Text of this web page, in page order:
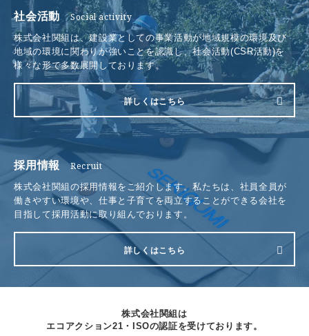
社会活動
採用情報
電話をかける
お問い合わせ
社会活動 Social activity
株式会社関組は、建設業としての事業活動が地域規模の環境及び
地域の環境に関わりが強いことを認識し、社会活動(CSR活動)を
様々な形で多数展開しております。
詳しくはこちら
採用情報 Recruit
株式会社関組の採用情報をご紹介します。私たちは、社員全員が
働きやすい環境や、仕事と子育てを両立することができる会社を
目指して採用活動に取り組んでおります。
詳しくはこちら
株式会社関組は
エコアクション21・ISOの認証を受けております。